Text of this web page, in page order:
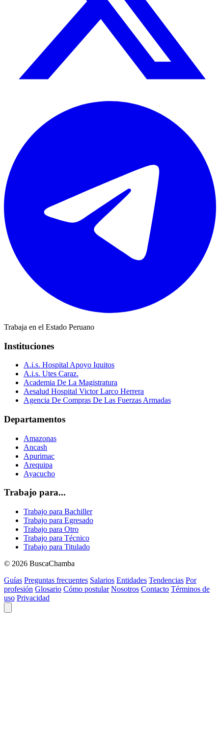
Trabaja en el Estado Peruano
Instituciones
A.i.s. Hospital Apoyo Iquitos
A.i.s. Utes Caraz.
Academia De La Magistratura
Aesalud Hospital Victor Larco Herrera
Agencia De Compras De Las Fuerzas Armadas
Departamentos
Amazonas
Ancash
Apurimac
Arequipa
Ayacucho
Trabajo para...
Trabajo para Bachiller
Trabajo para Egresado
Trabajo para Otro
Trabajo para Técnico
Trabajo para Titulado
© 2026 BuscaChamba
Guías Preguntas frecuentes Salarios Entidades Tendencias Por
profesión Glosario Cómo postular Nosotros Contacto Términos de
uso Privacidad